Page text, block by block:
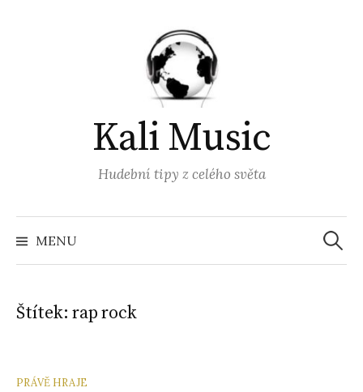
Kali Music
Hudební tipy z celého světa
MENU
Štítek:rap rock
PRÁVĚ HRAJE